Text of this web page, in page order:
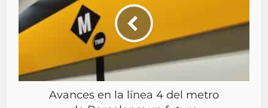
Avances en la línea 4 del metro